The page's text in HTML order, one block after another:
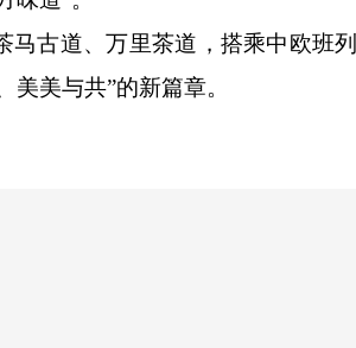
古道、万里茶道，搭乘中欧班
美与共”的新篇章。